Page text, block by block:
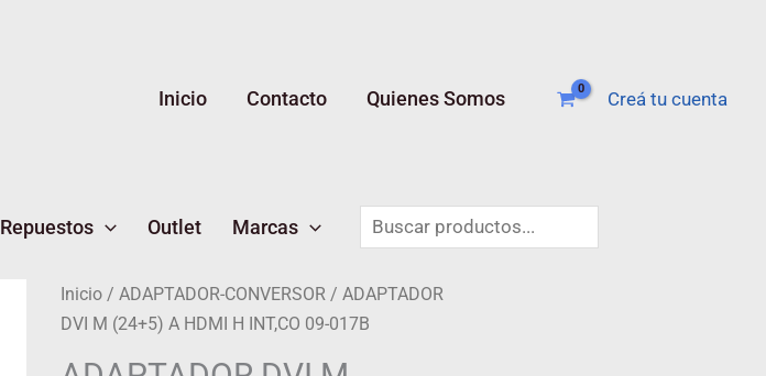
Inicio Contacto Quienes Somos Creá tu cuenta
Repuestos Outlet Marcas
Buscar
Inicio/ ADAPTADOR-CONVERSOR/ ADAPTADOR
DVI M (24+5) A HDMI H INT,CO 09-017B
ADAPTADOR
DVI